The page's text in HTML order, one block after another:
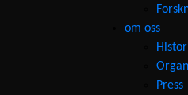
om oss
Press